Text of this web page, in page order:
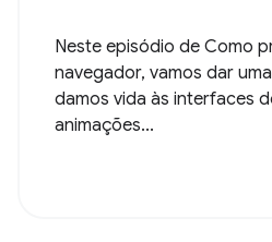
Neste episódio de Como
navegador, vamos dar
damos vida às interfaces
animações...